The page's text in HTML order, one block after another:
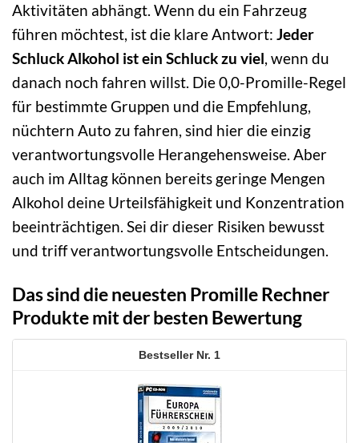
Aktivitäten abhängt. Wenn du ein Fahrzeug
führen möchtest, ist die klare Antwort: Jeder
Schluck Alkohol ist ein Schluck zu viel, wenn du
danach noch fahren willst. Die 0,0-Promille-Regel
für bestimmte Gruppen und die Empfehlung,
nüchtern Auto zu fahren, sind hier die einzig
verantwortungsvolle Herangehensweise. Aber
auch im Alltag können bereits geringe Mengen
Alkohol deine Urteilsfähigkeit und Konzentration
beeinträchtigen. Sei dir dieser Risiken bewusst
und triff verantwortungsvolle Entscheidungen.
Das sind die neuesten Promille Rechner
Produkte mit der besten Bewertung
1